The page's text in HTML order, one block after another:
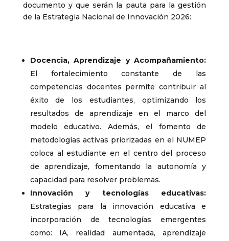
documento y que serán la pauta para la gestión
de la Estrategia Nacional de Innovación 2026:
Docencia, Aprendizaje y Acompañamiento:
El fortalecimiento constante de las
competencias docentes permite contribuir al
éxito de los estudiantes, optimizando los
resultados de aprendizaje en el marco del
modelo educativo. Además, el fomento de
metodologías activas priorizadas en el NUMEP
coloca al estudiante en el centro del proceso
de aprendizaje, fomentando la autonomía y
capacidad para resolver problemas.
Innovación y tecnologías educativas:
Estrategias para la innovación educativa e
incorporación de tecnologías emergentes
como: IA, realidad aumentada, aprendizaje